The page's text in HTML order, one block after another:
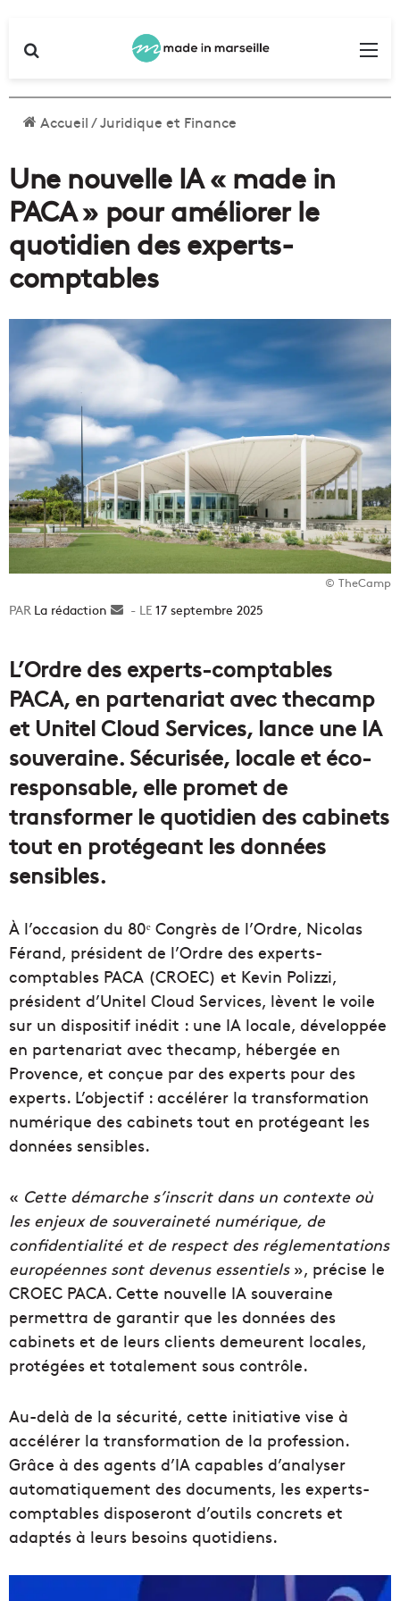
Accueil/Juridique et Finance
Une nouvelle IA « made in
PACA » pour améliorer le
quotidien des experts-
comptables
© TheCamp
La rédaction
Envoyer17 septembre 2025
L’Ordre des experts-comptables
PACA, en partenariat avec thecamp
et Unitel Cloud Services, lance une IA
souveraine. Sécurisée, locale et éco-
responsable, elle promet de
transformer le quotidien des cabinets
tout en protégeant les données
sensibles.
À l’occasion du 80ᵉ Congrès de l’Ordre, Nicolas
Férand, président de l’Ordre des experts-
comptables PACA (CROEC) et Kevin Polizzi,
président d’Unitel Cloud Services, lèvent le voile
sur un dispositif inédit : une IA locale, développée
en partenariat avec thecamp, hébergée en
Provence, et conçue par des experts pour des
experts. L’objectif : accélérer la transformation
numérique des cabinets tout en protégeant les
données sensibles.
« Cette démarche s’inscrit dans un contexte où
les enjeux de souveraineté numérique, de
confidentialité et de respect des réglementations
européennes sont devenus essentiels», précise le
CROEC PACA. Cette nouvelle IA souveraine
permettra de garantir que les données des
cabinets et de leurs clients demeurent locales,
protégées et totalement sous contrôle.
Au-delà de la sécurité, cette initiative vise à
accélérer la transformation de la profession.
Grâce à des agents d’IA capables d’analyser
automatiquement des documents, les experts-
comptables disposeront d’outils concrets et
adaptés à leurs besoins quotidiens.